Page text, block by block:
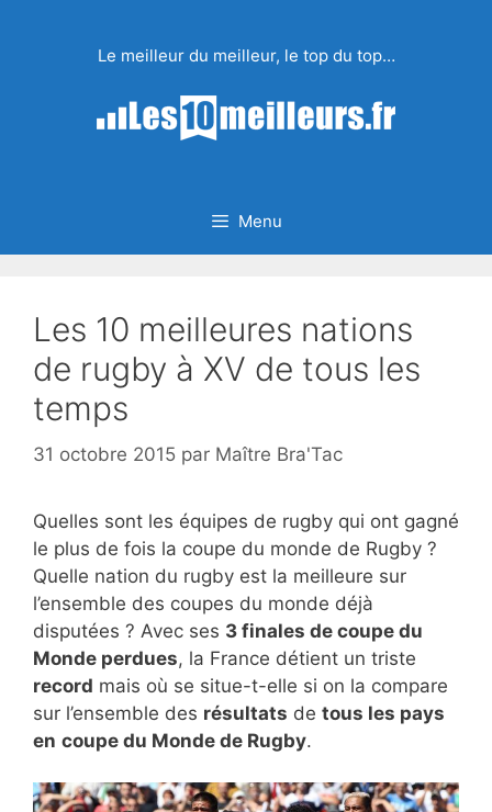
Le meilleur du meilleur, le top du top…
Menu
Les 10 meilleures nations
de rugby à XV de tous les
temps
31 octobre 2015 par Maître Bra'Tac
Quelles sont les équipes de rugby qui ont gagné
le plus de fois la coupe du monde de Rugby ?
Quelle nation du rugby est la meilleure sur
l’ensemble des coupes du monde déjà
disputées ? Avec ses 3 finales de coupe du
Monde perdues, la France détient un triste
record mais où se situe-t-elle si on la compare
sur l’ensemble des résultats de tous les pays
en coupe du Monde de Rugby.